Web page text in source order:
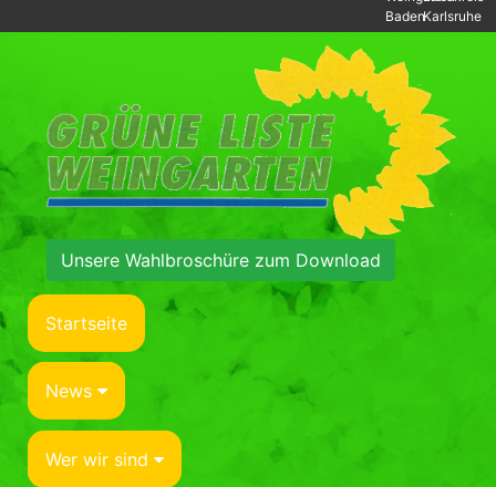
BadenKarlsruhe
Unsere Wahlbroschüre zum Download
Startseite
News
Wer wir sind